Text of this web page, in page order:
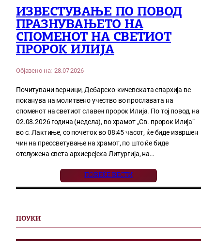
ИЗВЕСТУВАЊЕ ПО ПОВОД
ПРАЗНУВАЊЕТО НА
СПОМЕНОТ НА СВЕТИОТ
ПРОРОК ИЛИЈА
Објавено на: 28.07.2026
Почитувани верници, Дебарско-кичевската епархија ве
поканува на молитвено учество во прославата на
споменот на светиот славен пророк Илија. По тој повод, на
02.08.2026 година (недела), во храмот „Св. пророк Илија“
во с. Лактиње, со почеток во 08:45 часот, ќе биде извршен
чин на преосветување на храмот, по што ќе биде
отслужена света архиерејска Литургија, на…
ПОВЕЌЕ ВЕСТИ
ПОУКИ